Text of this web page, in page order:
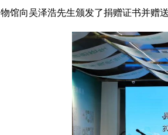
物馆向吴泽浩先生颁发了捐赠证书并